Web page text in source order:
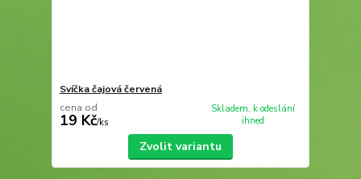
Svíčka čajová červená
cena od
19 Kč/ks
Skladem, k odeslání
ihned
Zvolit variantu